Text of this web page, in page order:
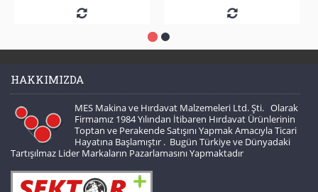
HAKKIMIZDA
MES Makina ve Hırdavat Malzemeleri Ltd. Şti. Olarak
Firmamız 1984 Yılından İtibaren Hırdavat Ürünlerinin
Toptan ve Perakende Satışını Yapmak Amacıyla Ticari
Hayatına Başlamıştır . Bugün Türkiye ve Dünyadaki
Tartışılmaz Lider Markaların Pazarlamasını Yapmaktadır